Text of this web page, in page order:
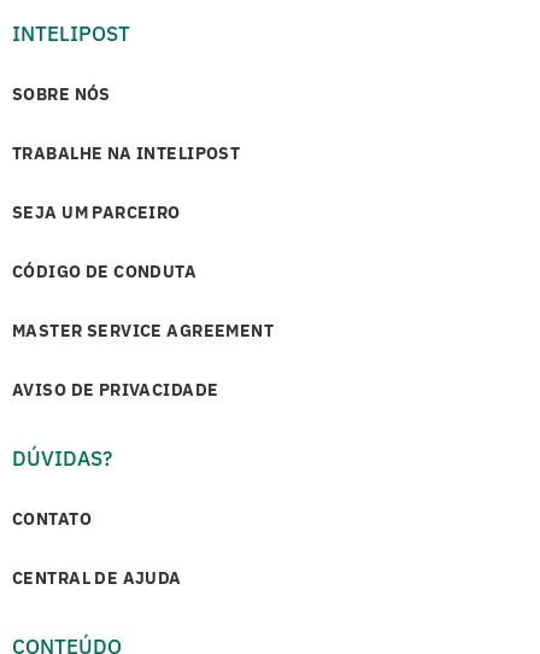
INTELIPOST
SOBRE NÓS
TRABALHE NA INTELIPOST
SEJA UM PARCEIRO
CÓDIGO DE CONDUTA
MASTER SERVICE AGREEMENT
AVISO DE PRIVACIDADE
DÚVIDAS?
CONTATO
CENTRAL DE AJUDA
CONTEÚDO